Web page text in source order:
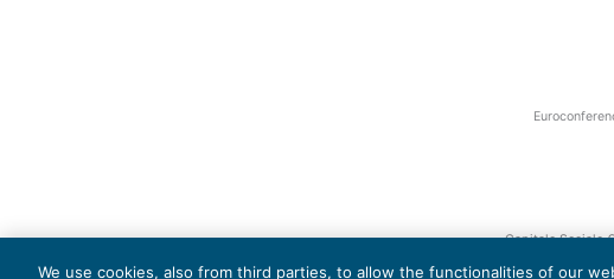
Capitale Sociale
We use cookies, also from third parties, to allow the functionalities of our